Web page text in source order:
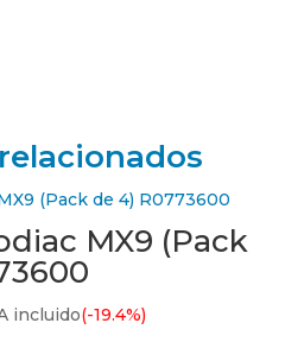
MX9 (Pack
incluido(-19.4%)